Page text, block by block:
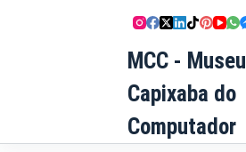
MCC - Museu
Capixaba do
Computador